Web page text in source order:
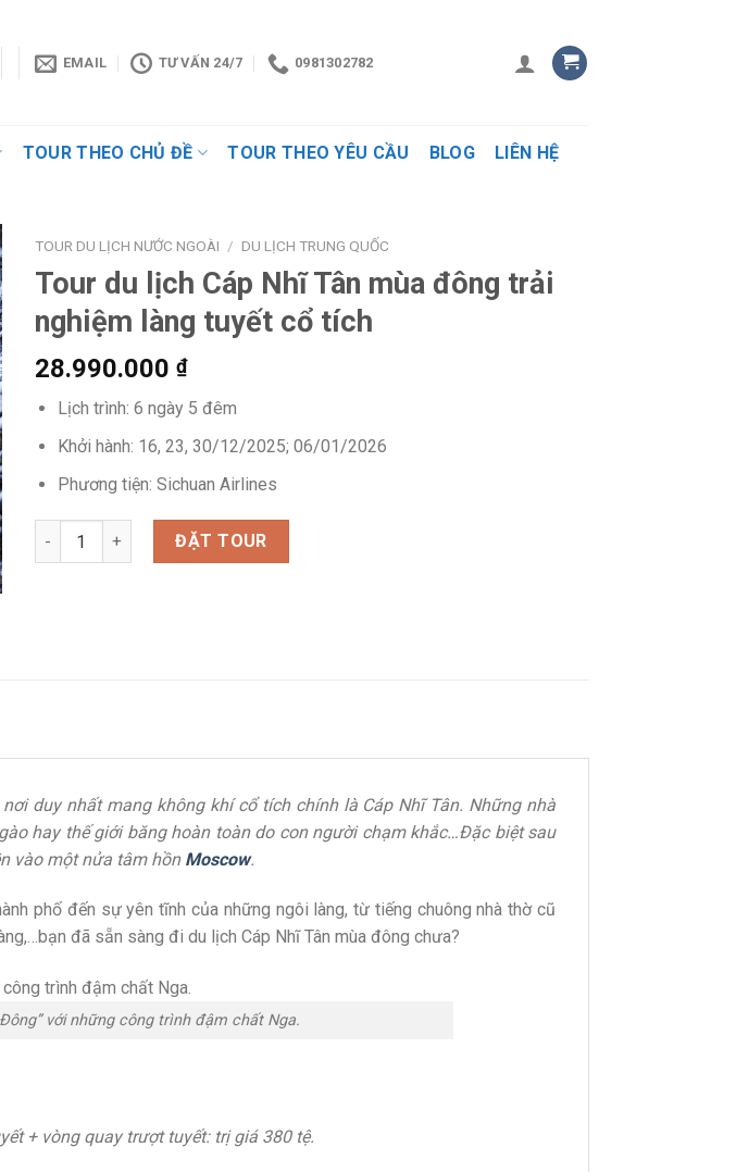
EMAIL TƯ VẤN 24/7 0981302782
TOUR THEO CHỦ ĐỀ TOUR THEO YÊU CẦU BLOG LIÊN HỆ
TOUR DU LỊCH NƯỚC NGOÀI / DU LỊCH TRUNG QUỐC
Tour du lịch Cáp Nhĩ Tân mùa đông trải
nghiệm làng tuyết cổ tích
28.990.000 ₫
Lịch trình: 6 ngày 5 đêm
Khởi hành: 16, 23, 30/12/2025; 06/01/2026
Phương tiện: Sichuan Airlines
Tour du lịch Cáp Nhĩ Tân mùa đông trải nghiệm làng tuyết cổ tích quantity
ĐẶT TOUR
duy nhất mang không khí cổ tích chính là Cáp Nhĩ Tân. Những nhà
hay thế giới băng hoàn toàn do con người chạm khắc…Đặc biệt sau
vào một nửa tâm hồn Moscow.
phố đến sự yên tĩnh của những ngôi làng, từ tiếng chuông nhà thờ cũ
đã sẵn sàng đi du lịch Cáp Nhĩ Tân mùa đông chưa?
với những công trình đậm chất Nga.
+ vòng quay trượt tuyết: trị giá 380 tệ.